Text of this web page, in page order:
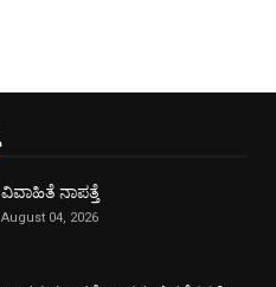
ವಿವಾಹಿತೆ ನಾಪತ್ತೆ
August 04, 2026